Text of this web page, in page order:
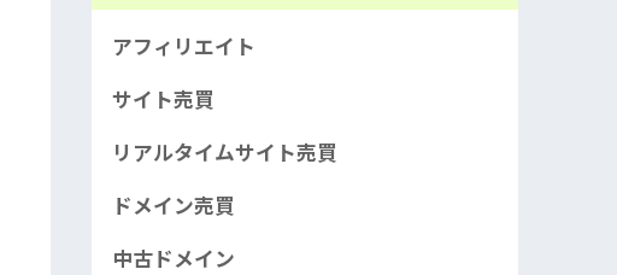
アフィリエイト
サイト売買
リアルタイムサイト売買
ドメイン売買
中古ドメイン